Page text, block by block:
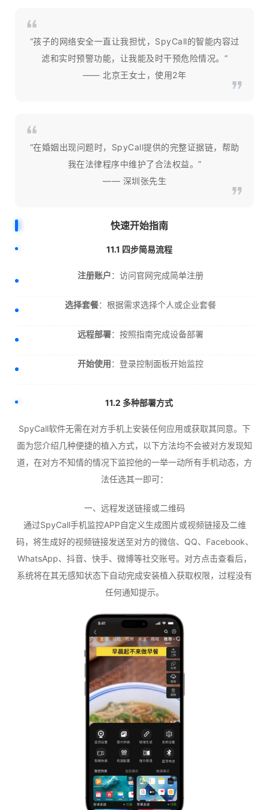
“孩子的网络安全一直让我担忧，SpyCall的智能内容过
滤和实时预警功能，让我能及时干预危险情况。”
—— 北京王女士，使用2年
“在婚姻出现问题时，SpyCall提供的完整证据链，帮助
我在法律程序中维护了合法权益。”
—— 深圳张先生
快速开始指南
11.1 四步简易流程
注册账户：访问官网完成简单注册
选择套餐：根据需求选择个人或企业套餐
远程部署：按照指南完成设备部署
开始使用：登录控制面板开始监控
11.2 多种部署方式
SpyCall软件无需在对方手机上安装任何应用或获取其同意。下
面为您介绍几种便捷的植入方式，以下方法均不会被对方发现知
道，在对方不知情的情况下监控他的一举一动所有手机动态，方
法任选其一即可：
一、远程发送链接或二维码
通过SpyCall手机监控APP自定义生成图片或视频链接及二维
码，将生成好的视频链接发送至对方的微信、QQ、Facebook、
WhatsApp、抖音、快手、微博等社交账号。对方点击查看后，
系统将在其无感知状态下自动完成安装植入获取权限，过程没有
任何通知提示。